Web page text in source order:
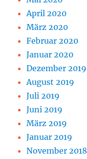
April 2020
März 2020
Februar 2020
Januar 2020
Dezember 2019
August 2019
Juli 2019
Juni 2019
März 2019
Januar 2019
November 2018